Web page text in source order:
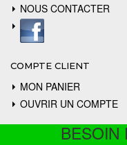
NOUS CONTACTER
COMPTE CLIENT
MON PANIER
OUVRIR UN COMPTE
BESOIN